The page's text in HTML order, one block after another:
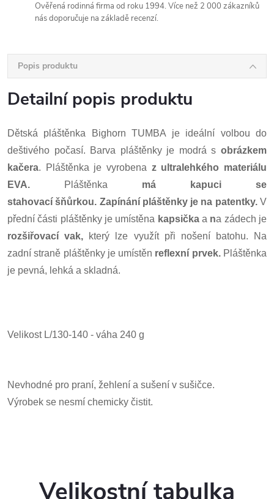
Ověřená rodinná firma od roku 1994. Více než 2 000 zákazníků
nás doporučuje na základě recenzí.
Popis produktu
Detailní popis produktu
Dětská pláštěnka Bighorn TUMBA je ideální volbou do
deštivého počasí. Barva pláštěnky je modrá s obrázkem
kačera. Pláštěnka je vyrobena z ultralehkého materiálu
EVA.
Pláštěnka má kapuci se
stahovací šňůrkou. Zapínání pláštěnky je na patentky.V
přední části pláštěnky je umístěna kapsičkaa na zádech je
rozšiřovací vak,
který lze využít při nošení batohu. Na
zadní straně pláštěnky je umístěn reflexní prvek. Pláštěnka
je pevná, lehká a skladná.
Velikost L/130-140 - váha 240 g
Nevhodné pro praní, žehlení a sušení v sušičce.
Výrobek se nesmí chemicky čistit.
Velikostní tabulka